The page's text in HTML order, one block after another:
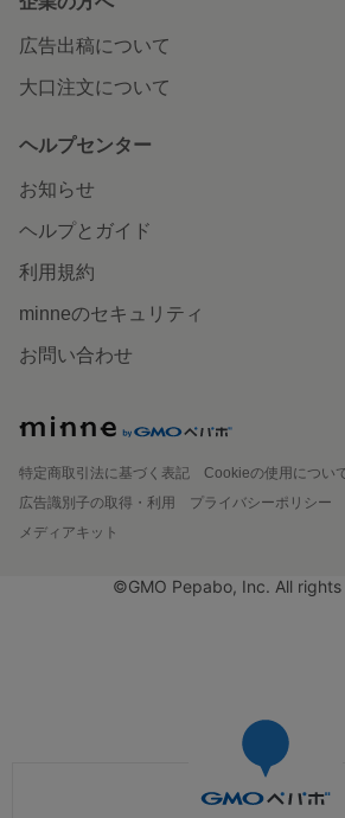
広告出稿について
大口注文について
ヘルプセンター
お知らせ
ヘルプとガイド
利用規約
minneのセキュリティ
お問い合わせ
特定商取引法に基づく表記
Cookieの使用につい
広告識別子の取得・利用
プライバシーポリシー
メディアキット
©GMO Pepabo, Inc. All